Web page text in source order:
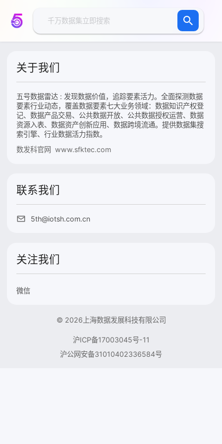
关于我们
五号数据雷达 : 发现数据价值，追踪要素活力。全面探测数据
要素行业动态，覆盖数据要素七大业务领域：数据知识产权登
记、数据产品交易、公共数据开放、公共数据授权运营、数据
资源入表、数据资产创新应用、数据跨境流通。提供数据集搜
索引擎、行业数据活力指数。
数发科官网 www.sfktec.com
联系我们
5th@iotsh.com.cn
关注我们
微信
© 2026上海数据发展科技有限公司
沪ICP备17003045号-11
沪公网安备31010402336584号